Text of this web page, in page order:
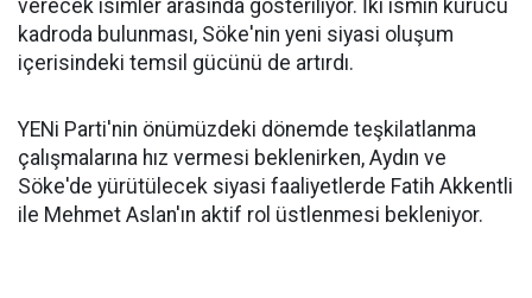
verecek isimler arasında gösteriliyor. İki ismin kurucu
kadroda bulunması, Söke'nin yeni siyasi oluşum
içerisindeki temsil gücünü de artırdı.
YENi Parti'nin önümüzdeki dönemde teşkilatlanma
çalışmalarına hız vermesi beklenirken, Aydın ve
Söke'de yürütülecek siyasi faaliyetlerde Fatih Akkentli
ile Mehmet Aslan'ın aktif rol üstlenmesi bekleniyor.